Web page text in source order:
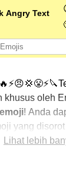
Angry Text
khusus oleh
! Anda
yang
di
Lihat lebih